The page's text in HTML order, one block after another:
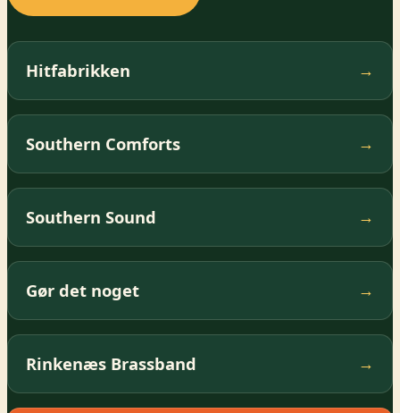
Hitfabrikken →
Southern Comforts →
Southern Sound →
Gør det noget →
Rinkenæs Brassband →